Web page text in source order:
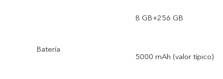
8 GB+256 GB
Batería
5000 mAh (valor típico)